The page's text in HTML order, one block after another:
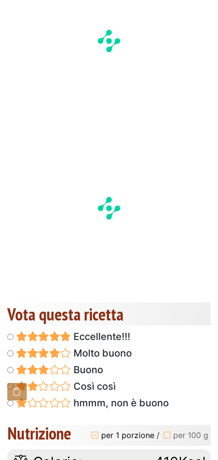
Vota questa ricetta
Eccellente!!!
Molto buono
Buono
Così così
hmmm, non è buono
Nutrizione per 1 porzione / per 100 g